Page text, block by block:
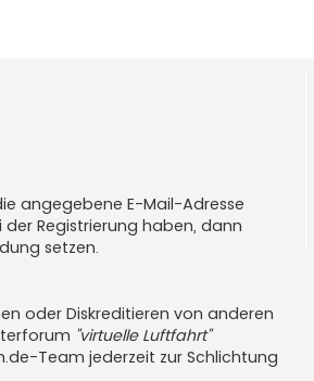
angegebene E-Mail-Adresse
Registrierung haben, dann
setzen.
oder Diskreditieren von anderen
"virtuelle Luftfahrt"
Team jederzeit zur Schlichtung